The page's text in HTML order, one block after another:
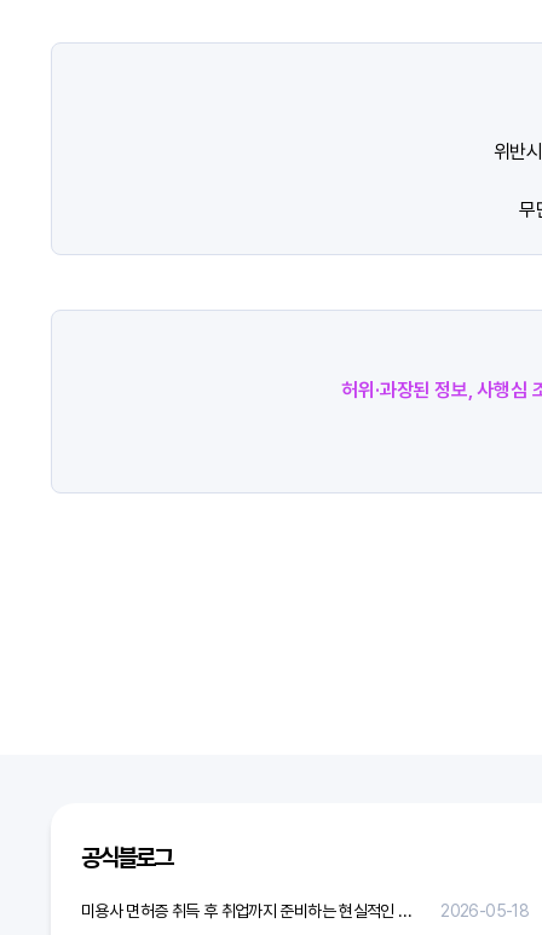
위반
무
허위·과장된 정보, 사행심
공식블로그
미용사 면허증 취득 후 취업까지 준비하는 현실적인 방법
2026-05-18